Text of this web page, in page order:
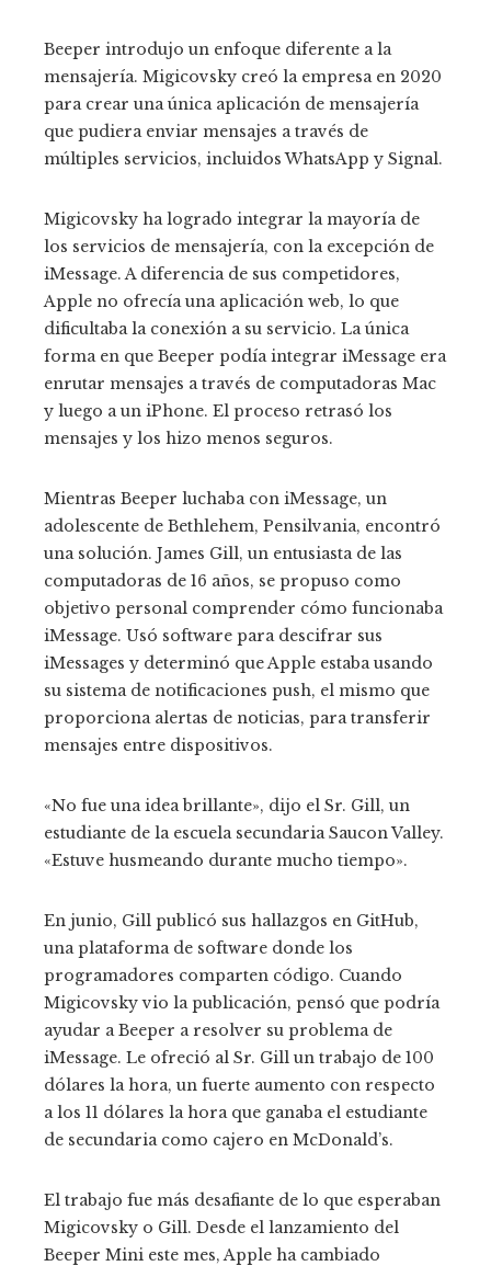
Beeper introdujo un enfoque diferente a la
mensajería. Migicovsky creó la empresa en 2020
para crear una única aplicación de mensajería
que pudiera enviar mensajes a través de
múltiples servicios, incluidos WhatsApp y Signal.
Migicovsky ha logrado integrar la mayoría de
los servicios de mensajería, con la excepción de
iMessage. A diferencia de sus competidores,
Apple no ofrecía una aplicación web, lo que
dificultaba la conexión a su servicio. La única
forma en que Beeper podía integrar iMessage era
enrutar mensajes a través de computadoras Mac
y luego a un iPhone. El proceso retrasó los
mensajes y los hizo menos seguros.
Mientras Beeper luchaba con iMessage, un
adolescente de Bethlehem, Pensilvania, encontró
una solución. James Gill, un entusiasta de las
computadoras de 16 años, se propuso como
objetivo personal comprender cómo funcionaba
iMessage. Usó software para descifrar sus
iMessages y determinó que Apple estaba usando
su sistema de notificaciones push, el mismo que
proporciona alertas de noticias, para transferir
mensajes entre dispositivos.
«No fue una idea brillante», dijo el Sr. Gill, un
estudiante de la escuela secundaria Saucon Valley.
«Estuve husmeando durante mucho tiempo».
En junio, Gill publicó sus hallazgos en GitHub,
una plataforma de software donde los
programadores comparten código. Cuando
Migicovsky vio la publicación, pensó que podría
ayudar a Beeper a resolver su problema de
iMessage. Le ofreció al Sr. Gill un trabajo de 100
dólares la hora, un fuerte aumento con respecto
a los 11 dólares la hora que ganaba el estudiante
de secundaria como cajero en McDonald’s.
El trabajo fue más desafiante de lo que esperaban
Migicovsky o Gill. Desde el lanzamiento del
Beeper Mini este mes, Apple ha cambiado